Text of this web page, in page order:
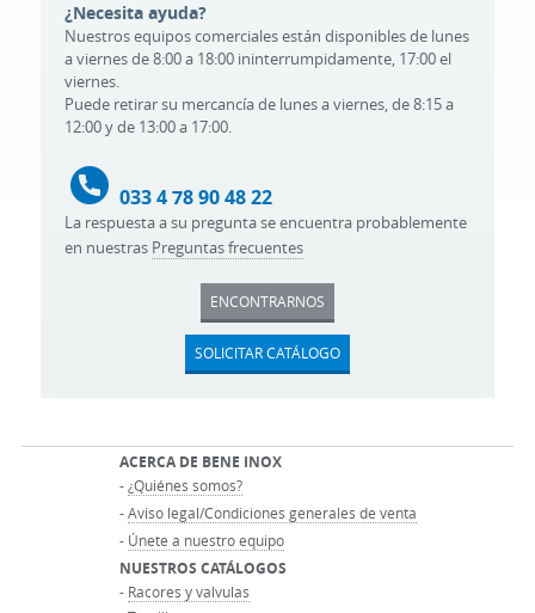
¿Necesita ayuda?
Nuestros equipos comerciales están disponibles de lunes
a viernes de 8:00 a 18:00 ininterrumpidamente, 17:00 el
viernes.
Puede retirar su mercancía de lunes a viernes, de 8:15 a
12:00 y de 13:00 a 17:00.
033 4 78 90 48 22
La respuesta a su pregunta se encuentra probablemente
en nuestras Preguntas frecuentes
ENCONTRARNOS
SOLICITAR CATÁLOGO
ACERCA DE BENE INOX
-¿Quiénes somos?
-Aviso legal/Condiciones generales de venta
- Únete a nuestro equipo
NUESTROS CATÁLOGOS
- Racores y valvulas